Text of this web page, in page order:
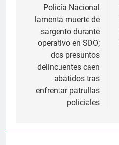
entradas
Policía Nacional
lamenta muerte de
sargento durante
operativo en SDO;
dos presuntos
delincuentes caen
abatidos tras
enfrentar patrullas
policiales